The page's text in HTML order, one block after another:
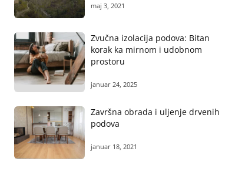
maj 3, 2021
Zvučna izolacija podova: Bitan
korak ka mirnom i udobnom
prostoru
januar 24, 2025
Završna obrada i uljenje drvenih
podova
januar 18, 2021